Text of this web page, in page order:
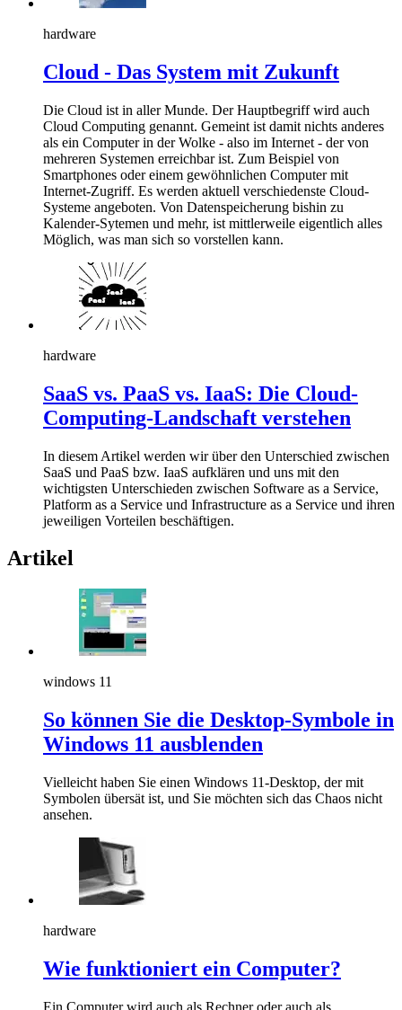
hardware
Cloud - Das System mit Zukunft
Die Cloud ist in aller Munde. Der Hauptbegriff wird auch
Cloud Computing genannt. Gemeint ist damit nichts anderes
als ein Computer in der Wolke - also im Internet - der von
mehreren Systemen erreichbar ist. Zum Beispiel von
Smartphones oder einem gewöhnlichen Computer mit
Internet-Zugriff. Es werden aktuell verschiedenste Cloud-
Systeme angeboten. Von Datenspeicherung bishin zu
Kalender-Sytemen und mehr, ist mittlerweile eigentlich alles
Möglich, was man sich so vorstellen kann.
hardware
SaaS vs. PaaS vs. IaaS: Die Cloud-
Computing-Landschaft verstehen
In diesem Artikel werden wir über den Unterschied zwischen
SaaS und PaaS bzw. IaaS aufklären und uns mit den
wichtigsten Unterschieden zwischen Software as a Service,
Platform as a Service und Infrastructure as a Service und ihren
jeweiligen Vorteilen beschäftigen.
Artikel
windows 11
So können Sie die Desktop-Symbole in
Windows 11 ausblenden
Vielleicht haben Sie einen Windows 11-Desktop, der mit
Symbolen übersät ist, und Sie möchten sich das Chaos nicht
ansehen.
hardware
Wie funktioniert ein Computer?
Ein Computer wird auch als Rechner oder auch als